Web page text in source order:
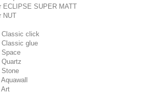
ECLIPSE SUPER MATT
NUT
Classic click
glue